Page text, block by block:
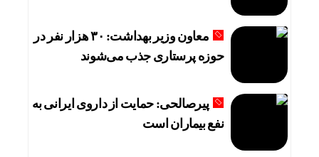
معاون وزیر بهداشت: ۳۰ هزار نفر در
حوزه پرستاری جذب می‌شوند
پیرصالحی: حمایت از داروی ایرانی به
نفع بیماران است